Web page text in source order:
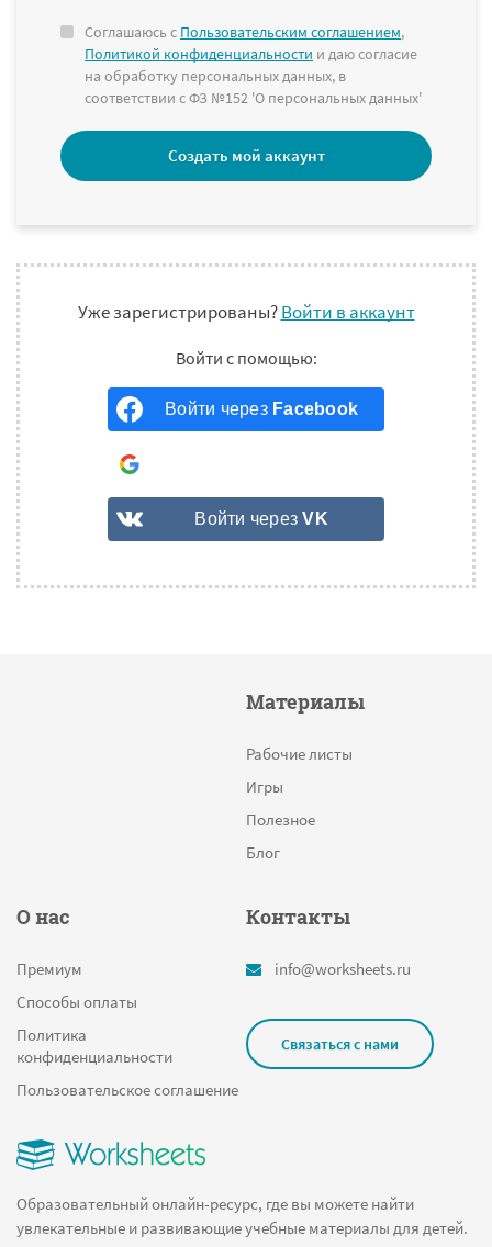
Соглашаюсь с Пользовательским соглашением,
Политикой конфиденциальности и даю согласие
на обработку персональных данных, в
соответствии с ФЗ №152 'О персональных данных'
Уже зарегистрированы?Войти в аккаунт
Войти через Facebook
Войти черезVK
Образовательный онлайн-ресурс, где вы можете найти
увлекательные и развивающие учебные материалы для детей.
Материалы
Рабочие листы
Игры
Полезное
Блог
О нас
Премиум
Способы оплаты
Политика
конфиденциальности
Пользовательское соглашение
Контакты
info@worksheets.ru
Связаться с нами